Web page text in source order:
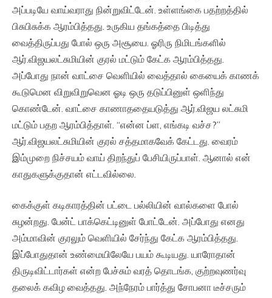
அப்படியே வாய்வராது நின்றுவிட்டேன். உள்ளங்கை பதற்றத்தில்
பிசுபிசுக்க ஆரம்பித்தது. உருகிய தங்கத்தை பிடித்து
வைத்திருப்பது போல் ஒரு அசூயை. ஓரிரு நிமிடங்களில்
ஆர்.விஜயலட்சுமியின் குரல் மட்டும் கேட்க ஆரம்பித்தது.
அப்போது நான் வாட்சை வெளியில் வைத்தால் கையைக் காணக்
கூடுமென விறுவிறுவென ஓடி ஒரு தடுப்பினுள் ஒளிந்து
கொண்டேன். வாட்சை காணாததையடுத்து ஆர்.விஜய லட்சுமி
மட்டும் பதற ஆரம்பித்தாள். “என்ன ப்ள, எங்கடி வச்ச?”
ஆர்.விஜயலட்சுமியின் குரல் சத்தமாகவேக் கேட்டது. வைரம்
இம்முறை நிச்சயம் வாய் திறந்துப் பேசியிருப்பாள். ஆனால் என்
காதுகளுக்குதான் எட்டவில்லை.
கைக்குள் கடிகாரத்தின் பட்டை பல்லியின் வால்களை போல்
சுழன்றது. பேன்ட் பாக்கெட்டினுள் போட்டேன். அப்போது எனது
அம்மாவின் குரலும் வெளியில் சேர்ந்து கேட்க ஆரம்பித்தது.
இப்போதுதான் உண்மையிலேயே பயம் கூடியது. யாரோதான்
திருடிவிட்டார்கள் என்ற பேச்சும் வரத் தொடங்க, குற்றவுணர்வு
தலைக் கவிழ வைத்தது. அந்நேரம் பார்த்து சோபனா டீச்சரும்